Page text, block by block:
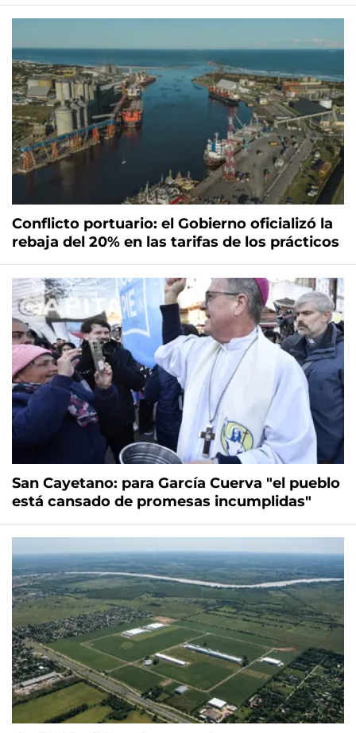
Conflicto portuario: el Gobierno oficializó la
rebaja del 20% en las tarifas de los prácticos
San Cayetano: para García Cuerva "el pueblo
está cansado de promesas incumplidas"